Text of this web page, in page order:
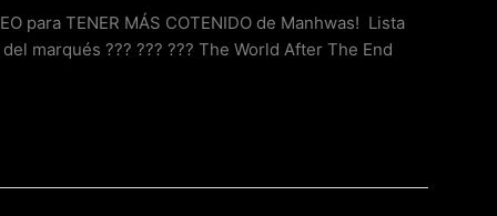
para TENER MÁS COTENIDO de Manhwas! Lista
marqués ??? ??? ??? The World After The End